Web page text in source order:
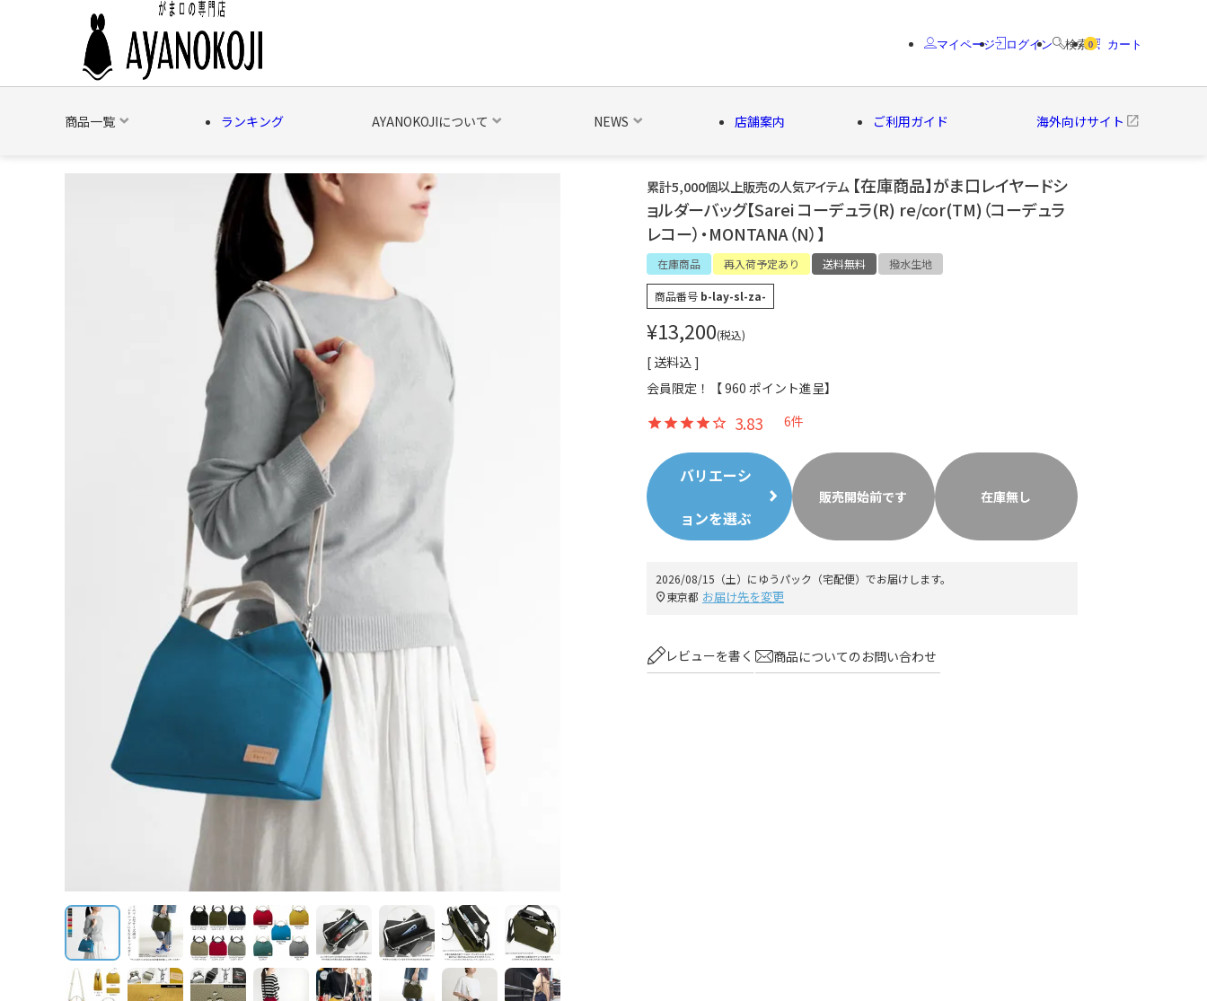
マイページ ログイン 検索 0 カート
商品一覧 ランキング AYANOKOJIについて NEWS 店舗案内 ご利用ガイド 海外向けサイト
ポーチ 文具 日用雑貨 その他の雑貨 シーズン品 キャラクター ブランド
累計5,000個以上販売の人気アイテム 【在庫商品】がま口レイヤードシ
ョルダーバッグ【Sarei コーデュラ(R) re/cor(TM)（コーデュラ
レコー）・MONTANA（N）】
在庫商品 再入荷予定あり 送料無料 撥水生地
商品番号 b-lay-sl-za-
¥13,200 税込
送料込
会員限定！【960 ポイント進呈】
3.83 6
バリエーシ
ョンを選ぶ
販売開始前です 在庫無し
2026/08/15（土） に ゆうパック（宅配便） でお届けします。
東京都 お届け先を変更
レビューを書く 商品についてのお問い合わせ